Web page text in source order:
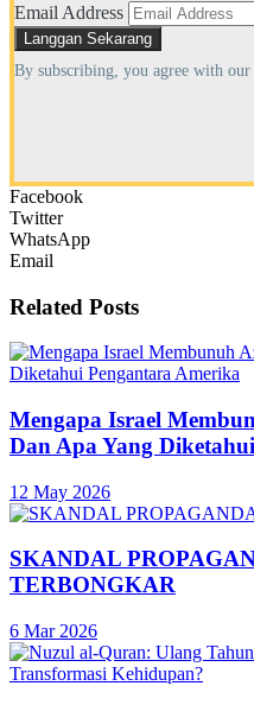
Email Address
By subscribing, you agree with our
Facebook
Twitter
WhatsApp
Email
Related Posts
Mengapa Israel
Dan Apa Yang
12 May 2026
SKANDAL
TERBONGKAR
6 Mar 2026